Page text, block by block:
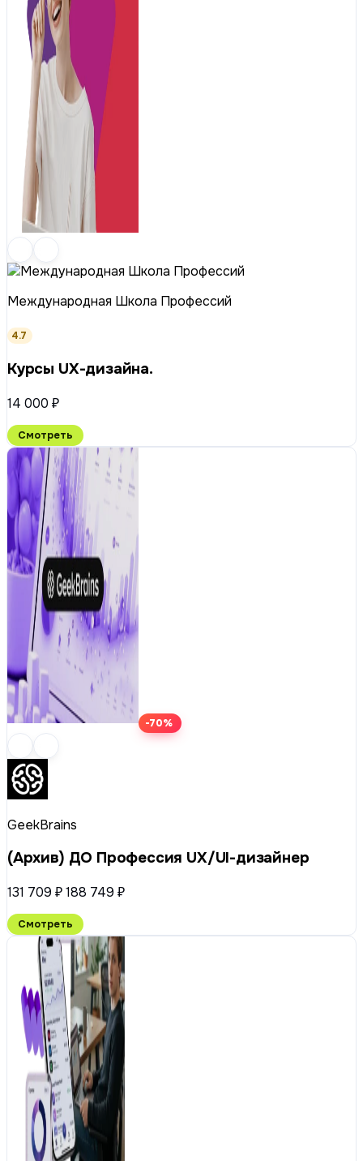
Международная Школа Профессий
4.7
Курсы UX-дизайна.
14 000 ₽
Смотреть
-70%
GeekBrains
(Архив) ДО Профессия UX/UI-дизайнер
131 709 ₽188 749 ₽
Смотреть